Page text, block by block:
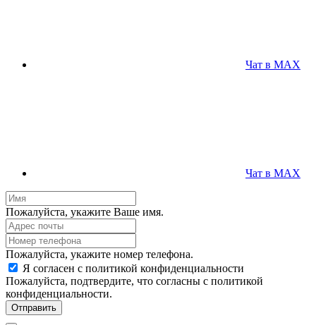
Чат в MAX
Чат в MAX
Пожалуйста, укажите Ваше имя.
Пожалуйста, укажите номер телефона.
Я согласен с политикой конфиденциальности
Пожалуйста, подтвердите, что согласны с политикой
конфиденциальности.
Отправить